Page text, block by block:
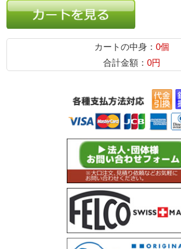
カートの中身： 0個
合計金額： 0円